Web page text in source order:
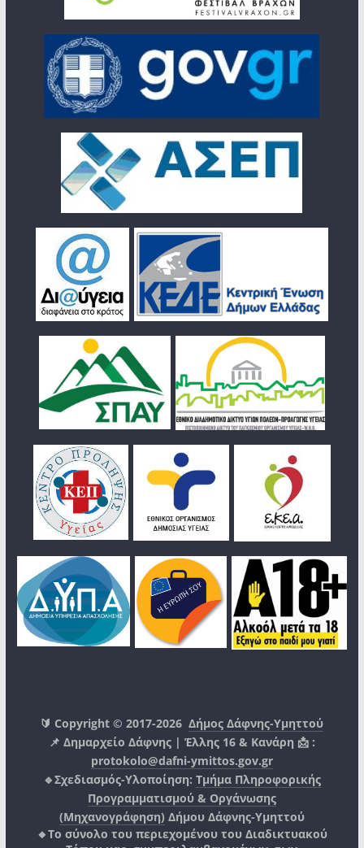
🔰 Copyright © 2017-2026Δήμος Δάφνης-Υμηττού
📌 Δημαρχείο Δάφνης | Έλλης 16 & Κανάρη 📩 :
protokolo@dafni-ymittos.gov.gr
🔹Σχεδιασμός-Υλοποίηση: Τμήμα Πληροφορικής
Προγραμματισμού & Οργάνωσης
(Μηχανογράφηση) Δήμου Δάφνης-Υμηττού
🔸Το σύνολο του περιεχομένου του Διαδικτυακού